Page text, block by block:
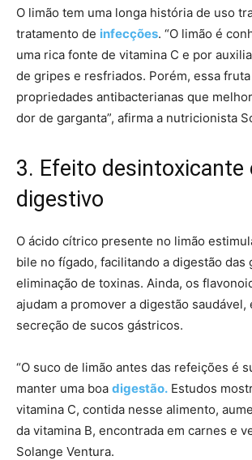
O limão tem uma longa história de uso
tratamento de infecções. “O limão é
uma rica fonte de vitamina C e por
de gripes e resfriados. Porém, essa
propriedades antibacterianas que
dor de garganta”, afirma a nutricionista
3. Efeito desintoxicante
digestivo
O ácido cítrico presente no limão
bile no fígado, facilitando a digestão das
eliminação de toxinas. Ainda, os
ajudam a promover a digestão saudável,
secreção de sucos gástricos.
“O suco de limão antes das refeições é
manter uma boa digestão. Estudos
vitamina C, contida nesse alimento,
da vitamina B, encontrada em carnes e
Solange Ventura.